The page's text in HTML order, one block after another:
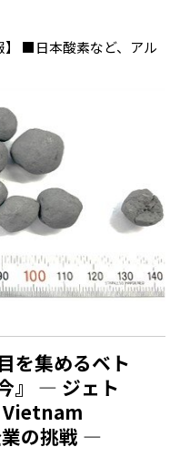
】 ■日本酸素など、アル
を集めるベト
』 ― ジェト
Vietnam
の挑戦 ―